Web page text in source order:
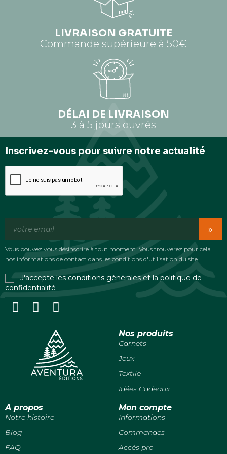
LIVRAISON GRATUITE
Commande supérieure à 50€
DÉLAI DE LIVRAISON
3 à 5 jours ouvrés
Inscrivez-vous pour suivre notre actualité
»
Vous pouvez vous désinscrire à tout moment. Vous trouverez pour cela
nos informations de contact dans les conditions d'utilisation du site.
J'accepte les conditions générales et la politique de
confidentialité
Nos produits
Carnets
Jeux
Textile
Idées Cadeaux
A propos
Notre histoire
Blog
FAQ
Mon compte
Informations
Commandes
Accès pro